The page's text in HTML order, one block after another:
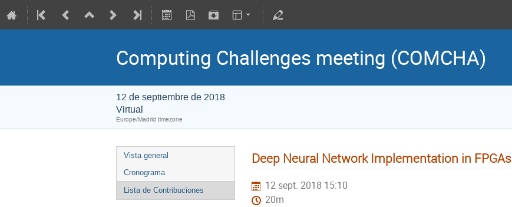
Computing Challenges meeting (COMCHA)
12 de septiembre de 2018
Virtual
Europe/Madrid timezone
Vista general
Cronograma
Lista de Contribuciones
Deep Neural Network Implementation in FPGAs
12 sept. 2018 15:10
20m